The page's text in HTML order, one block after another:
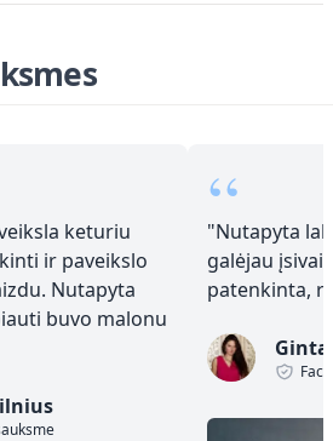
keturiu
ir paveikslo
Nutapyta
buvo malonu
“
"Nutapyta
galėjau
patenkinta,